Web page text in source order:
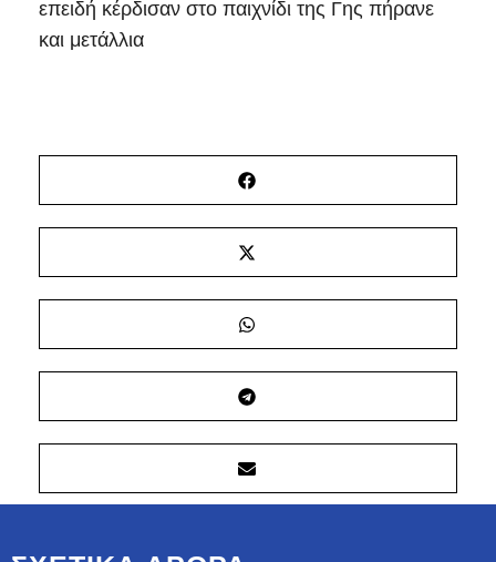
επειδή κέρδισαν στο παιχνίδι της Γης πήρανε
και μετάλλια